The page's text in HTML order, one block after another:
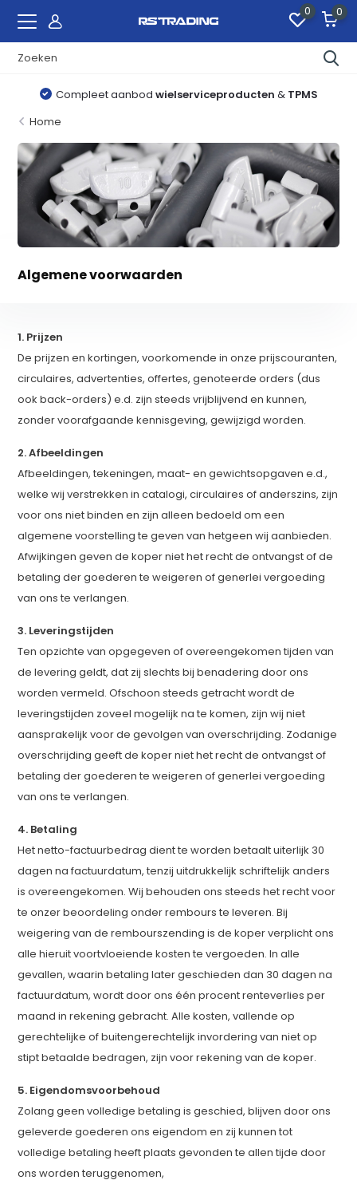
0 0
Besteld voor 15:00, dezelfde dag verstuurd
Home
Algemene voorwaarden
1. Prijzen
De prijzen en kortingen, voorkomende in onze prijscouranten,
circulaires, advertenties, offertes, genoteerde orders (dus
ook back-orders) e.d. zijn steeds vrijblijvend en kunnen,
zonder voorafgaande kennisgeving, gewijzigd worden.
2. Afbeeldingen
Afbeeldingen, tekeningen, maat- en gewichtsopgaven e.d.,
welke wij verstrekken in catalogi, circulaires of anderszins, zijn
voor ons niet binden en zijn alleen bedoeld om een
algemene voorstelling te geven van hetgeen wij aanbieden.
Afwijkingen geven de koper niet het recht de ontvangst of de
betaling der goederen te weigeren of generlei vergoeding
van ons te verlangen.
3. Leveringstijden
Ten opzichte van opgegeven of overeengekomen tijden van
de levering geldt, dat zij slechts bij benadering door ons
worden vermeld. Ofschoon steeds getracht wordt de
leveringstijden zoveel mogelijk na te komen, zijn wij niet
aansprakelijk voor de gevolgen van overschrijding. Zodanige
overschrijding geeft de koper niet het recht de ontvangst of
betaling der goederen te weigeren of generlei vergoeding
van ons te verlangen.
4. Betaling
Het netto-factuurbedrag dient te worden betaalt uiterlijk 30
dagen na factuurdatum, tenzij uitdrukkelijk schriftelijk anders
is overeengekomen. Wij behouden ons steeds het recht voor
te onzer beoordeling onder rembours te leveren. Bij
weigering van de rembourszending is de koper verplicht ons
alle hieruit voortvloeiende kosten te vergoeden. In alle
gevallen, waarin betaling later geschieden dan 30 dagen na
factuurdatum, wordt door ons één procent renteverlies per
maand in rekening gebracht. Alle kosten, vallende op
gerechtelijke of buitengerechtelijk invordering van niet op
stipt betaalde bedragen, zijn voor rekening van de koper.
5. Eigendomsvoorbehoud
Zolang geen volledige betaling is geschied, blijven door ons
geleverde goederen ons eigendom en zij kunnen tot
volledige betaling heeft plaats gevonden te allen tijde door
ons worden teruggenomen,